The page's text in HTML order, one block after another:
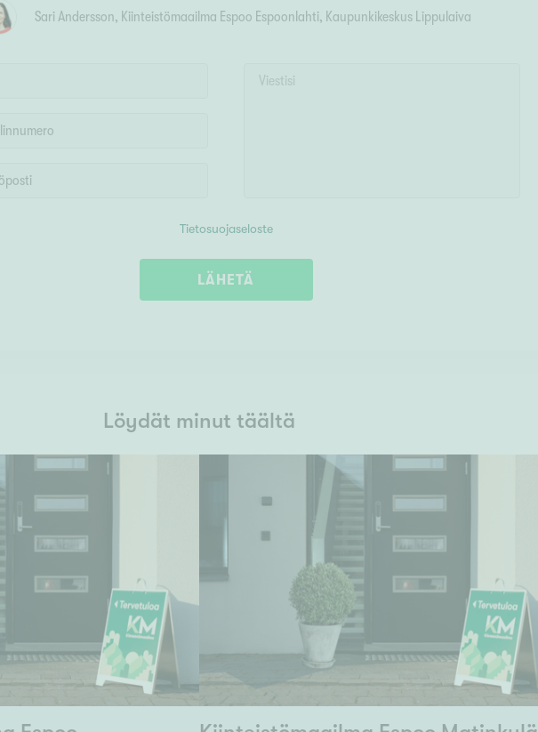
Sari Andersson, Kiinteistömaailma Espoo Espoonlahti, Kaupunkikeskus Lippulaiva
Tietosuojaseloste
LÄHETÄ
Löydät minut täältä